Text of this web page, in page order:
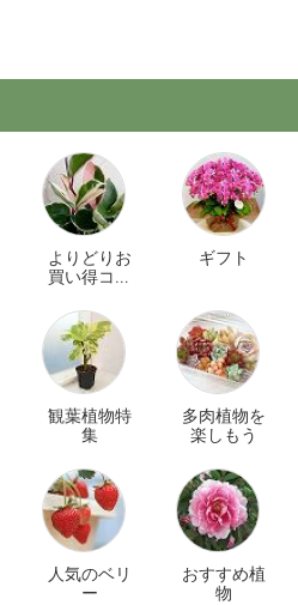
よりどりお
買い得コー
ギフト
観葉植物特
集
多肉植物を
楽しもう
人気のベリ
ー
おすすめ植
物